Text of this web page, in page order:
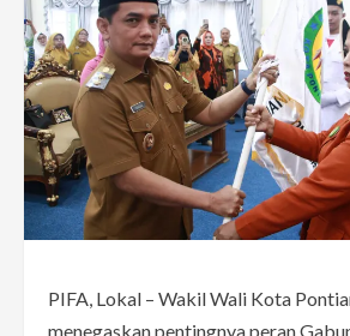
PIFA, Lokal – Wakil Wali Kota
menegaskan pentingnya peran